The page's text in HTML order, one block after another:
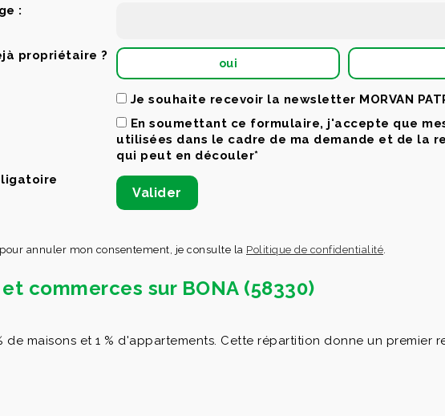
:
propriétaire ?
oui
Je souhaite recevoir la newsletter MORVAN
En soumettant ce formulaire, j'accepte que
utilisées dans le cadre de ma demande et de la
qui peut en découler*
annuler mon consentement, je consulte la Politique de confidentialité.
commerces sur BONA (58330)
maisons et 1 % d'appartements. Cette répartition donne un premier